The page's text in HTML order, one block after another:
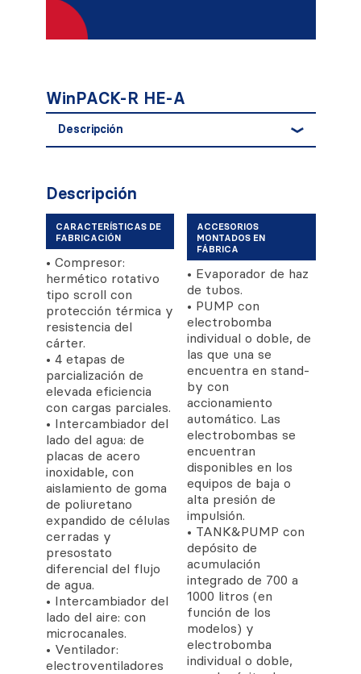
WinPACK-R HE-A
Descripción
Descripción
CARACTERÍSTICAS DE
FABRICACIÓN
• Compresor:
hermético rotativo
tipo scroll con
protección térmica y
resistencia del
cárter.
• 4 etapas de
parcialización de
elevada eficiencia
con cargas parciales.
• Intercambiador del
lado del agua: de
placas de acero
inoxidable, con
aislamiento de goma
de poliuretano
expandido de células
cerradas y
presostato
diferencial del flujo
de agua.
• Intercambiador del
lado del aire: con
microcanales.
• Ventilador:
electroventiladores
ACCESORIOS
MONTADOS EN
FÁBRICA
• Evaporador de haz
de tubos.
• PUMP con
electrobomba
individual o doble, de
las que una se
encuentra en stand-
by con
accionamiento
automático. Las
electrobombas se
encuentran
disponibles en los
equipos de baja o
alta presión de
impulsión.
• TANK&PUMP con
depósito de
acumulación
integrado de 700 a
1000 litros (en
función de los
modelos) y
electrobomba
individual o doble,